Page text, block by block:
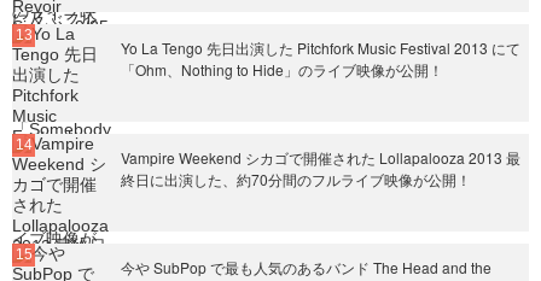
Yo La Tengo 先日出演した Pitchfork Music Festival 2013 にて
「Ohm、Nothing to Hide」のライブ映像が公開！
Vampire Weekend シカゴで開催された Lollapalooza 2013 最
終日に出演した、約70分間のフルライブ映像が公開！
今や SubPop で最も人気のあるバンド The Head and the